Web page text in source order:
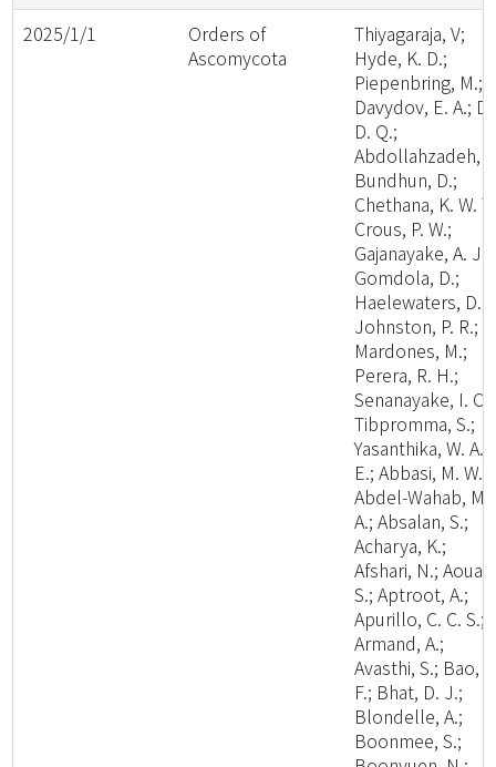
2025/1/1
Orders of
Ascomycota
Thiyagaraja, V;
Hyde, K. D.;
Piepenbring, M.;
Davydov, E. A.;
D. Q.;
Abdollahzadeh,
Bundhun, D.;
Chethana, K. W.
Crous, P. W.;
Gajanayake, A. J.;
Gomdola, D.;
Haelewaters, D.;
Johnston, P. R.;
Mardones, M.;
Perera, R. H.;
Senanayake, I. C.;
Tibpromma, S.;
Yasanthika, W. A.
E.; Abbasi, M. W.;
Abdel-Wahab, M.
A.; Absalan, S.;
Acharya, K.;
Afshari, N.; Aouali,
S.; Aptroot, A.;
Apurillo, C. C. S.;
Armand, A.;
Avasthi, S.; Bao,
F.; Bhat, D. J.;
Blondelle, A.;
Boonmee, S.;